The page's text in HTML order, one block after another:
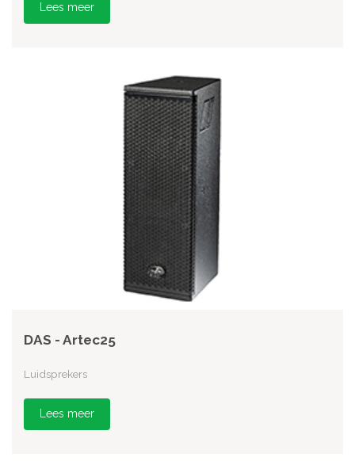
Lees meer
DAS - Artec25
Luidsprekers
Lees meer